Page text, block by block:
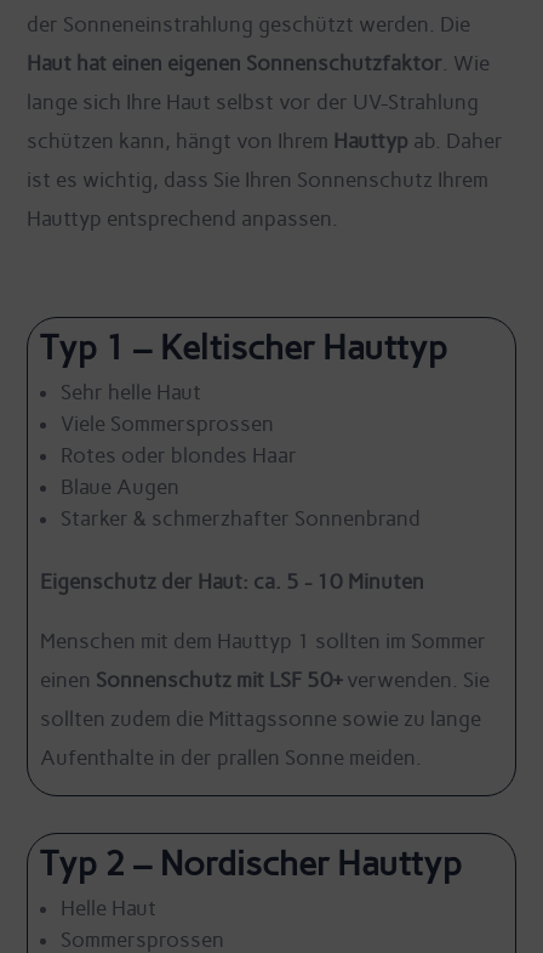
der Sonneneinstrahlung geschützt werden. Die
Haut hat einen eigenen Sonnenschutzfaktor . Wie
lange sich Ihre Haut selbst vor der UV-Strahlung
schützen kann, hängt von Ihrem Hauttyp ab. Daher
ist es wichtig, dass Sie Ihren Sonnenschutz Ihrem
Hauttyp entsprechend anpassen.
Typ 1 – Keltischer Hauttyp
Sehr helle Haut
Viele Sommersprossen
Rotes oder blondes Haar
Blaue Augen
Starker & schmerzhafter Sonnenbrand
Eigenschutz der Haut: ca. 5 - 10 Minuten
Menschen mit dem Hauttyp 1 sollten im Sommer
einen Sonnenschutz mit LSF 50+verwenden. Sie
sollten zudem die Mittagssonne sowie zu lange
Aufenthalte in der prallen Sonne meiden.
Typ 2 – Nordischer Hauttyp
Helle Haut
Sommersprossen